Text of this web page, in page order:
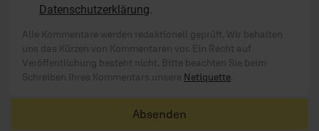
Datenschutzerklärung.
Alle Kommentare werden redaktionell geprüft. Wir behalten
uns das Kürzen von Kommentaren vor. Ein Recht auf
Veröffentlichung besteht nicht. Bitte beachten Sie beim
Schreiben Ihres Kommentars unsere Netiquette.
Absenden